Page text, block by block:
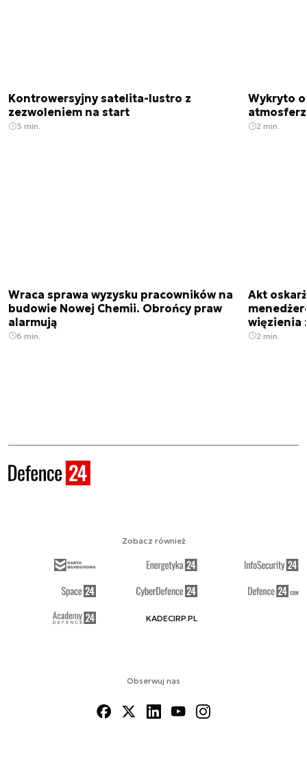
Kontrowersyjny satelita-lustro z
zezwoleniem na start
3 min.
Wykryto
2 min.
Wraca sprawa wyzysku pracowników na
budowie Nowej Chemii. Obrońcy praw
alarmują
6 min.
Akt
więzienia
2 min.
Obserwuj nas
Zobacz również
KADECIRP.PL